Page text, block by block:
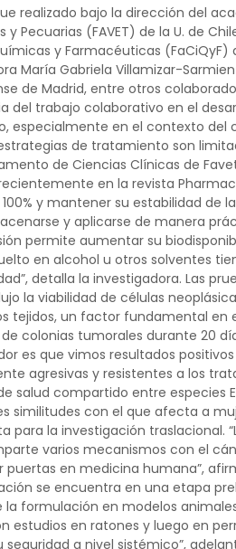
realizado bajo la dirección del
y Pecuarias (FAVET) de la U. de
y Farmacéuticas
María Gabriela Villamizar-
de Madrid, entre otros
del trabajo colaborativo en el
especialmente en el contexto
de tratamiento son
de Ciencias Clínicas de
en la revista
y mantener su estabilidad de
y aplicarse de manera
permite aumentar su
en alcohol u otros solventes
detalla la investigadora. Las
la viabilidad de células
tejidos, un factor fundamental en
colonias tumorales durante 20
es que vimos resultados
agresivas y resistentes a los
salud compartido entre especies
similitudes con el que afecta a
para la investigación traslacional.
varios mecanismos con el
puertas en medicina humana”,
se encuentra en una etapa
formulación en modelos
estudios en ratones y luego en
seguridad a nivel sistémico”,